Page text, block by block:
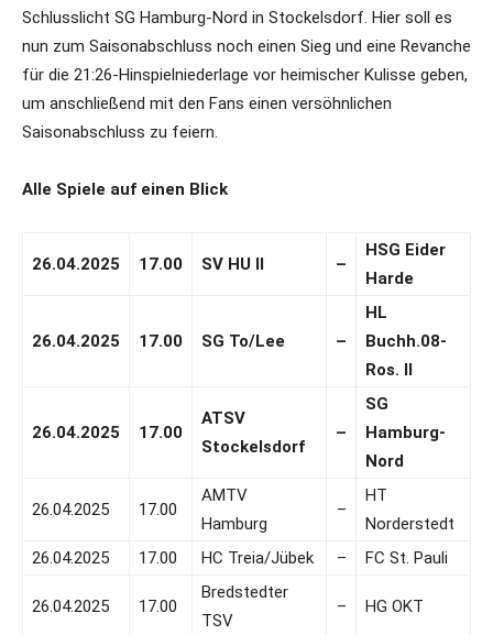
Schlusslicht SG Hamburg-Nord in Stockelsdorf. Hier soll es
nun zum Saisonabschluss noch einen Sieg und eine Revanche
für die 21:26-Hinspielniederlage vor heimischer Kulisse geben,
um anschließend mit den Fans einen versöhnlichen
Saisonabschluss zu feiern.
Alle Spiele auf einen Blick
26.04.2025 17.00 SV HU II –
HSG Eider
Harde
26.04.2025 17.00 SG To/Lee –
HL
Buchh.08-
Ros. II
26.04.2025 17.00
ATSV
Stockelsdorf
–
SG
Hamburg-
Nord
26.04.2025 17.00
AMTV
Hamburg
–
HT
Norderstedt
26.04.2025
17.00 HC Treia/Jübek – FC St. Pauli
26.04.2025 17.00
Bredstedter
TSV
– HG OKT